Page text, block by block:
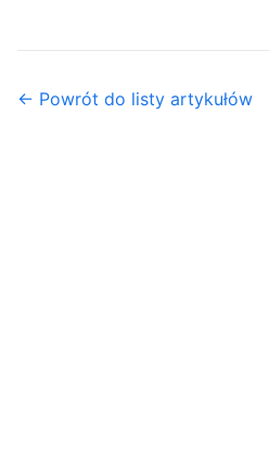
← Powrót do listy artykułów